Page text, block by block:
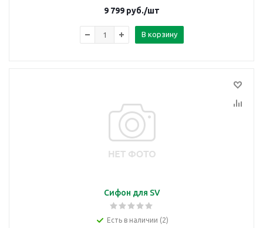
9 799 руб./шт
В корзину
Сифон для SV
Есть в наличии (2)